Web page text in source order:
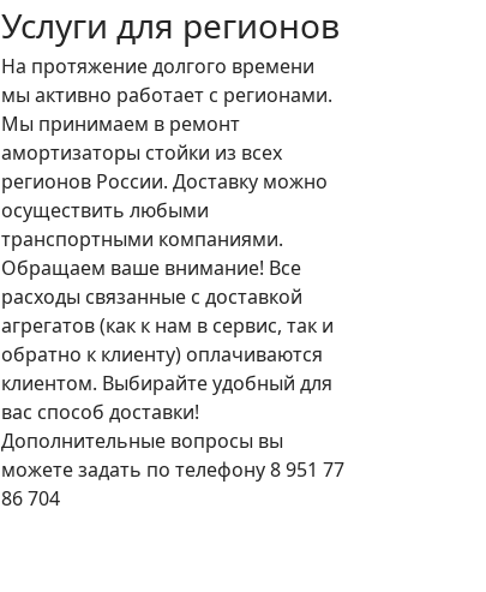
Услуги для регионов
На протяжение долгого времени
мы активно работает с регионами.
Мы принимаем в ремонт
амортизаторы стойки из всех
регионов России. Доставку можно
осуществить любыми
транспортными компаниями.
Обращаем ваше внимание! Все
расходы связанные с доставкой
агрегатов (как к нам в сервис, так и
обратно к клиенту) оплачиваются
клиентом. Выбирайте удобный для
вас способ доставки!
Дополнительные вопросы вы
можете задать по телефону 8 951 77
86 704